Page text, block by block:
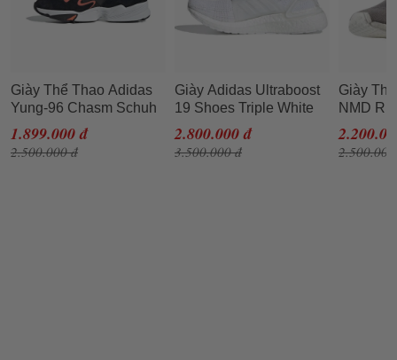
Giày Thể Thao Adidas
Yung-96 Chasm Schuh
Màu Đen Size 38
1.899.000 đ
2.500.000 đ
Giày Adidas Ultraboost
19 Shoes Triple White
G54008 Màu Trắng
2.800.000 đ
3.500.000 đ
Giày
NMD
BY8762